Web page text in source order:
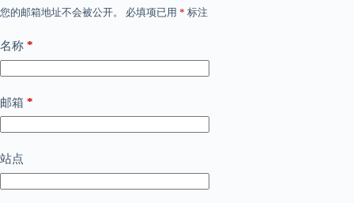
您的邮箱地址不会被公开。 必填项已用 * 标注
名称 *
邮箱 *
站点